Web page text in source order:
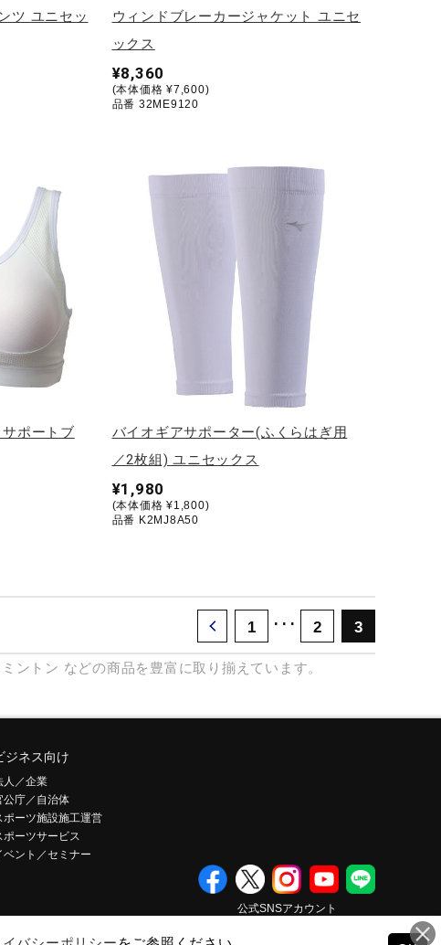
ツ ユニセッ
ウィンドブレーカージャケット ユニセ
ックス
¥8,360
(本体価格 ¥7,600)
品番 32ME9120
ポートブ
バイオギアサポーター(ふくらはぎ用
／2枚組) ユニセックス
¥1,980
(本体価格 ¥1,800)
品番 K2MJ8A50
1 ･･･ 2 3
ントン などの商品を豊富に取り揃えています。
ジネス向け
人／企業
公庁／自治体
ポーツ施設施工運営
ポーツサービス
ベント／セミナー
公式SNSアカウント